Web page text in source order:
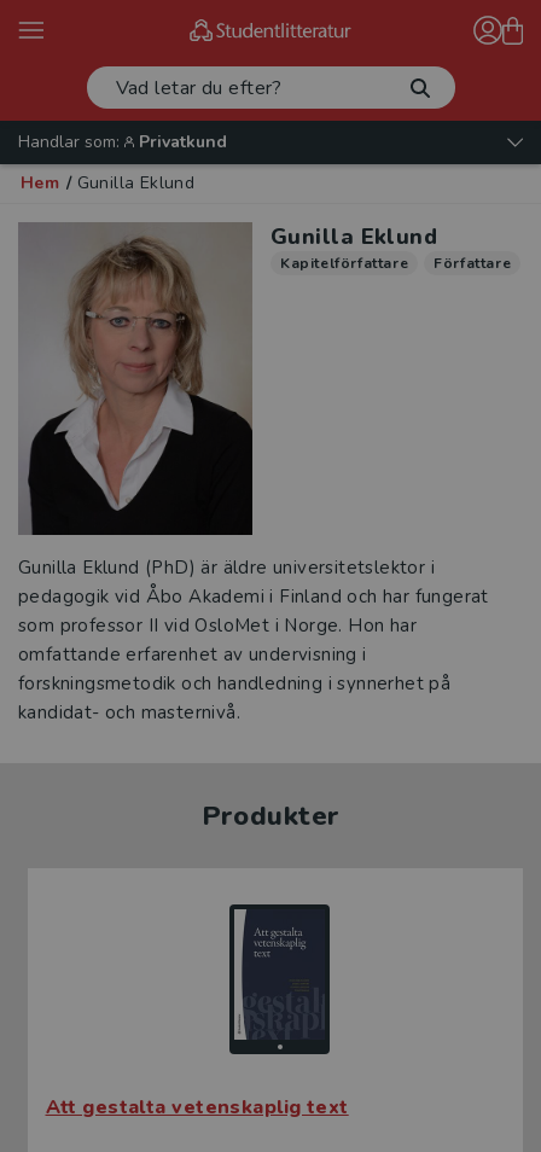
Handlar som:
Privatkund
Hem / Gunilla Eklund
Gunilla Eklund
Kapitelförfattare Författare
Gunilla Eklund (PhD) är äldre universitetslektor i
pedagogik vid Åbo Akademi i Finland och har fungerat
som professor II vid OsloMet i Norge. Hon har
omfattande erfarenhet av undervisning i
forskningsmetodik och handledning i synnerhet på
kandidat- och masternivå.
Produkter
Att gestalta vetenskaplig text